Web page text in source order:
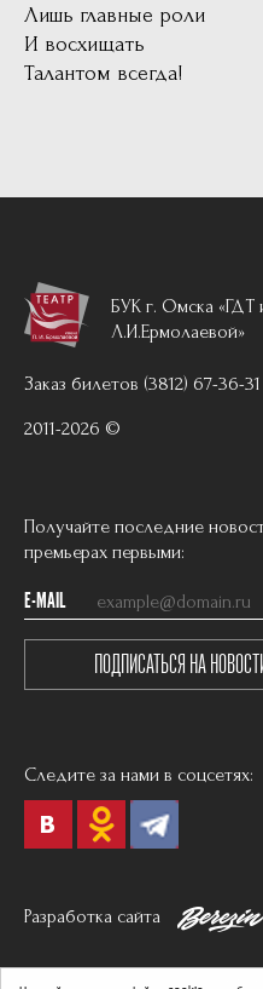
Лишь главные роли
И восхищать
Талантом всегда!
БУК г. Омска «ГДТ
Л.И.Ермолаевой»
Заказ билетов (3812) 67-36-31
2011-2026 ©
Получайте последние
премьерах первыми:
E-MAIL
ПОДПИСАТЬСЯ НА
Следите за нами в соцсетях:
Разработка сайта
Политика в отношении